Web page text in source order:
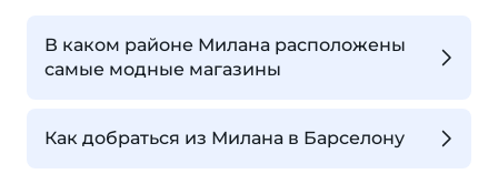
В каком районе Милана расположены
самые модные магазины
Как добраться из Милана в Барселону